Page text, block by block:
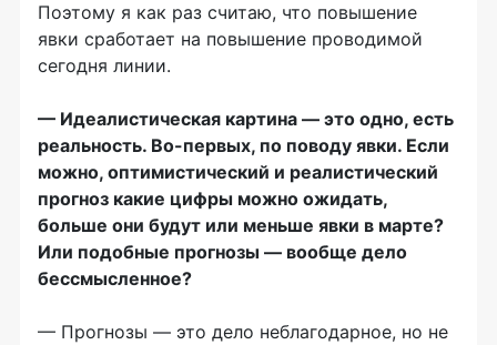
Поэтому я как раз считаю, что повышение
явки сработает на повышение проводимой
сегодня линии.
— Идеалистическая картина — это одно, есть
реальность. Во-первых, по поводу явки. Если
можно, оптимистический и реалистический
прогноз какие цифры можно ожидать,
больше они будут или меньше явки в марте?
Или подобные прогнозы — вообще дело
бессмысленное?
— Прогнозы — это дело неблагодарное, но не